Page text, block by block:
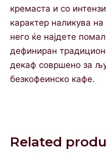
кремаста и со
карактер наликува
него ќе најдете
дефиниран
декаф совршено за
безкофеинско кафе.
Related